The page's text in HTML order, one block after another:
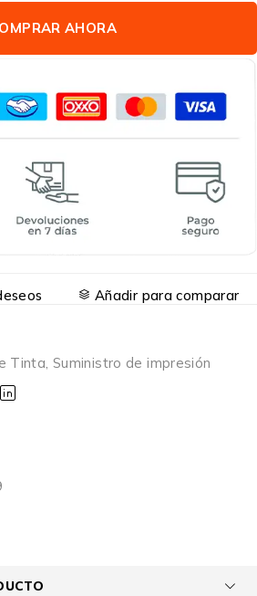
AHORA
Añadir para comparar
Tinta, Suministro de impresión